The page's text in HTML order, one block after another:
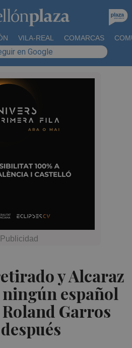
VILA-REAL COMARCAS
en Google
y Alcaraz
español
Garros